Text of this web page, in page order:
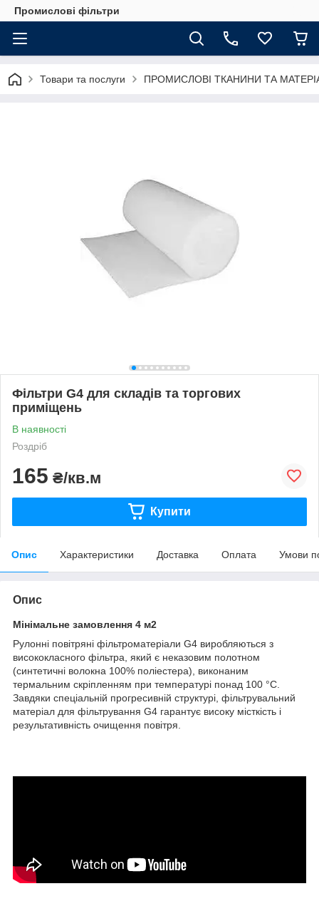
Промислові фільтри
Товари та послуги ПРОМИСЛОВІ ТКАНИНИ ТА
Фільтри G4 для складів та торгових
приміщень
В наявності
Роздріб
165 ₴/кв.м
Купити
Опис Характеристики Доставка Оплата Умови
Опис
Мінімальне замовлення 4 м2
Рулонні повітряні фільтроматеріали G4 виробляються з
висококласного фільтра, який є неказовим полотном
(синтетичні волокна 100% поліестера), виконаним
термальним скріпленням при температурі понад 100 °С.
Завдяки спеціальній прогресивній структурі, фільтрувальний
матеріал для фільтрування G4 гарантує високу місткість і
результативність очищення повітря.